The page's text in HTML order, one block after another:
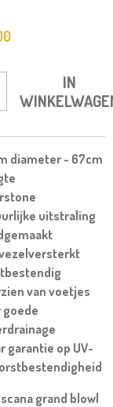
IN
diameter - 67cm
uitstraling
van voetjes
goede
garantie op UV-
grand blowl